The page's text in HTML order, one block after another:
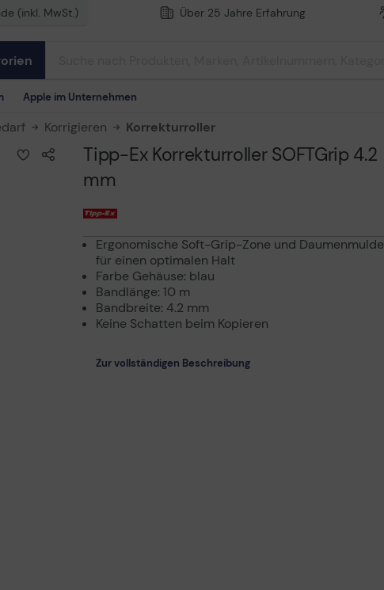
(inkl. MwSt.) Über 25 Jahre Erfahrung
Apple im Unternehmen
Korrigieren Korrekturroller
Tipp-Ex Korrekturroller SOFTGrip 4.2
mm
Ergonomische Soft-Grip-Zone und Daumenmulde
für einen optimalen Halt
Farbe Gehäuse: blau
Bandlänge: 10 m
Bandbreite: 4.2 mm
Keine Schatten beim Kopieren
Zur vollständigen Beschreibung